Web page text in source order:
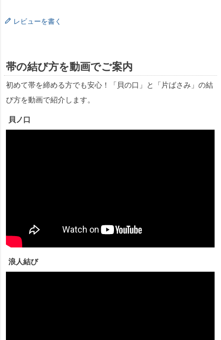
レビューを書く
帯の結び方を動画でご案内
初めて帯を締める方でも安心！「貝の口」と「片ばさみ」の結
び方を動画で紹介します。
貝ノ口
浪人結び